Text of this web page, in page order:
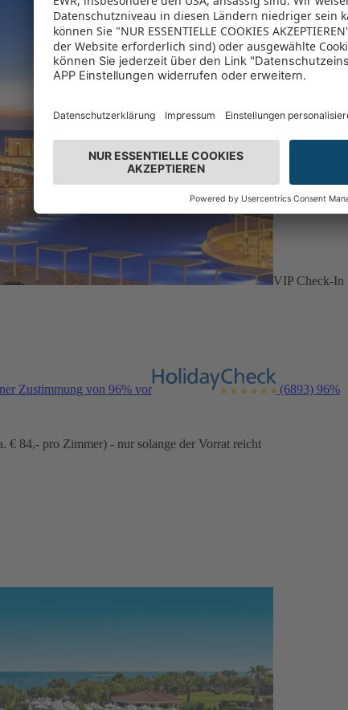
VIP Check-In
Zustimmung von 96% vor (6893) 96%
€ 84,- pro Zimmer) - nur solange der Vorrat reicht